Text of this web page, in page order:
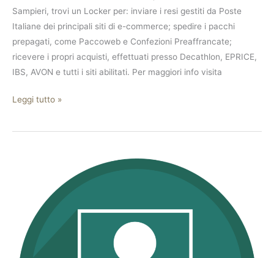
Sampieri, trovi un Locker per: inviare i resi gestiti da Poste
Italiane dei principali siti di e-commerce; spedire i pacchi
prepagati, come Paccoweb e Confezioni Preaffrancate;
ricevere i propri acquisti, effettuati presso Decathlon, EPRICE,
IBS, AVON e tutti i siti abilitati. Per maggiori info visita
Leggi tutto »